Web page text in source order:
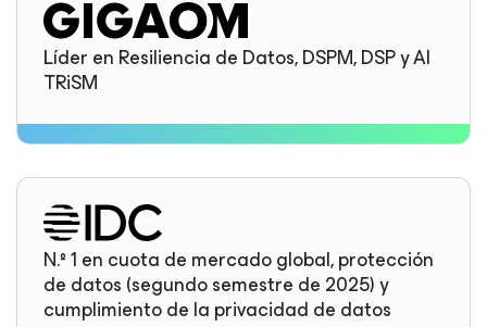
Líder en Resiliencia de Datos, DSPM, DSP y AI
TRiSM
N.º 1 en cuota de mercado global, protección
de datos (segundo semestre de 2025) y
cumplimiento de la privacidad de datos